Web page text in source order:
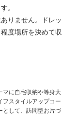
。
りません。ドレッ
度場所を決めて収
マに自宅収納や等身大
フスタイルアップコー
として、訪問型お片づ